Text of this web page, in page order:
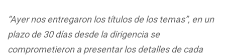
“Ayer nos entregaron los títulos de los temas”, en un
plazo de 30 días desde la dirigencia se
comprometieron a presentar los detalles de cada